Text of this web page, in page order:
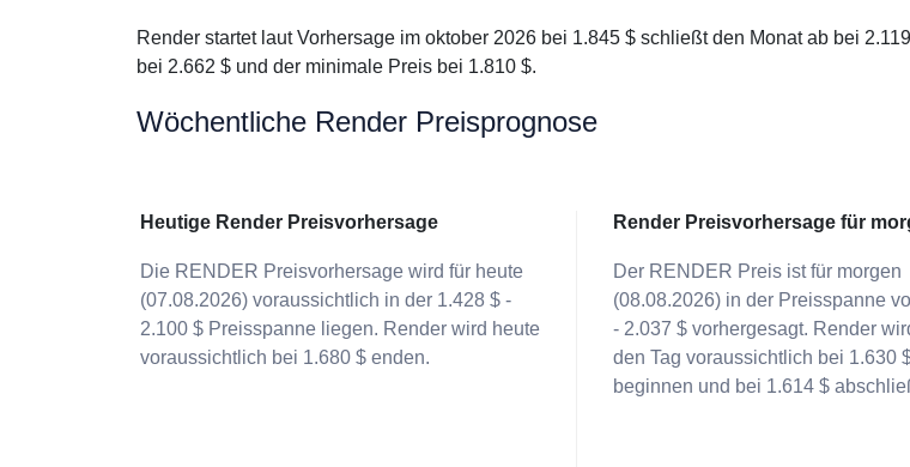
Render startet laut Vorhersage im oktober 2026 bei 1.845 $ schließt den Monat ab bei
bei 2.662 $ und der minimale Preis bei 1.810 $.
Wöchentliche Render Preisprognose
Heutige Render Preisvorhersage
Die RENDER Preisvorhersage wird für heute
(07.08.2026) voraussichtlich in der 1.428 $ -
2.100 $ Preisspanne liegen. Render wird heute
voraussichtlich bei 1.680 $ enden.
Render Preisvorhersage für
Der RENDER Preis ist für morgen
(08.08.2026) in der Preisspanne
- 2.037 $ vorhergesagt. Render
den Tag voraussichtlich bei 1.630
beginnen und bei 1.614 $